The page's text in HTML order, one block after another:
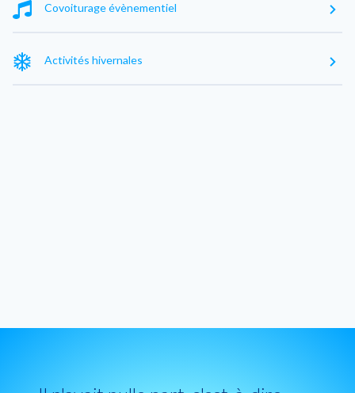
Covoiturage évènementiel
Activités hivernales